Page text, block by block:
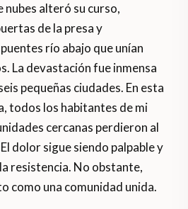
nubes alteró su curso,
de la presa y
río abajo que unían
La devastación fue inmensa
pequeñas ciudades. En esta
todos los habitantes de mi
cercanas perdieron al
dolor sigue siendo palpable y
resistencia. No obstante,
como una comunidad unida.